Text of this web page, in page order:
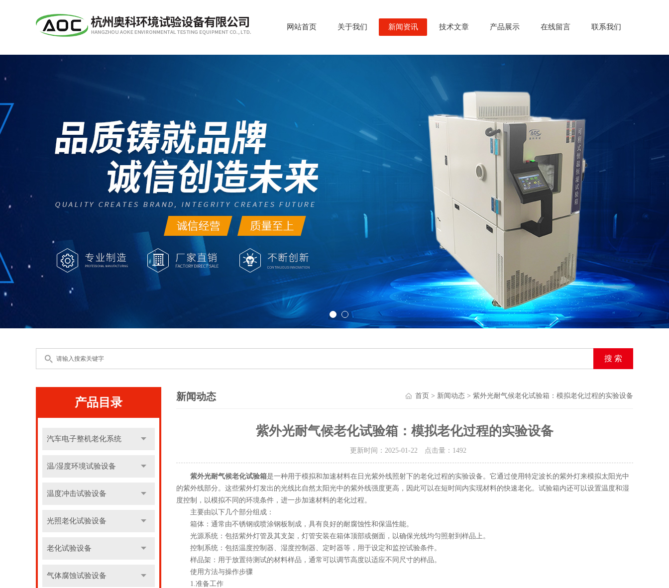
网站首页 关于我们 新闻资讯 技术文章 产品展示 在线留言 联系我们
产品目录
汽车电子整机老化系统
温/湿度环境试验设备
温度冲击试验设备
光照老化试验设备
老化试验设备
气体腐蚀试验设备
新闻动态 首页 > 新闻动态 > 紫外光耐气候老化试验箱：模拟老化过程的实验设备
紫外光耐气候老化试验箱：模拟老化过程的实验设备
更新时间：2025-01-22 点击量： 1492
紫外光耐气候老化试验箱是一种用于模拟和加速材料在日光紫外线照射下的老化过程的实验设备。它通过使用特定波长的紫外灯来模拟太阳光中
的紫外线部分。这些紫外灯发出的光线比自然太阳光中的紫外线强度更高，因此可以在短时间内实现材料的快速老化。试验箱内还可以设置温度和湿
度控制，以模拟不同的环境条件，进一步加速材料的老化过程。
主要由以下几个部分组成：
箱体：通常由不锈钢或喷涂钢板制成，具有良好的耐腐蚀性和保温性能。
光源系统：包括紫外灯管及其支架，灯管安装在箱体顶部或侧面，以确保光线均匀照射到样品上。
控制系统：包括温度控制器、湿度控制器、定时器等，用于设定和监控试验条件。
样品架：用于放置待测试的材料样品，通常可以调节高度以适应不同尺寸的样品。
使用方法与操作步骤
1.准备工作